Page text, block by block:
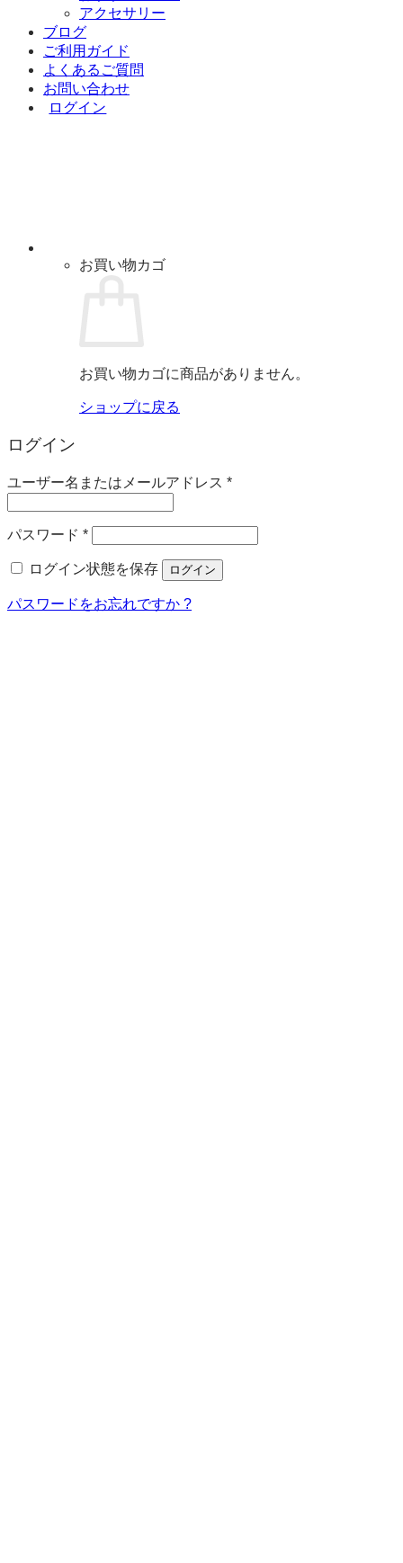
アクセサリー
ブログ
ご利用ガイド
よくあるご質問
お問い合わせ
ログイン
お買い物カゴ
お買い物カゴに商品がありません。
ショップに戻る
ログイン
ユーザー名またはメールアドレス *必
パスワード *必
ログイン状態を保存
ログイン
パスワードをお忘れですか ?